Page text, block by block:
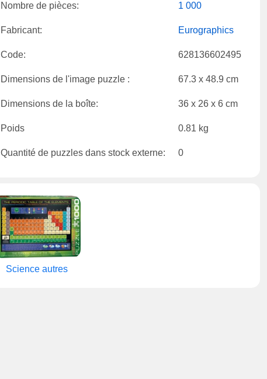
Nombre de pièces: 1 000
Fabricant: Eurographics
Code: 628136602495
Dimensions de l'image puzzle : 67.3 x 48.9 cm
Dimensions de la boîte: 36 x 26 x 6 cm
Poids 0.81 kg
Quantité de puzzles dans stock externe: 0
Science autres